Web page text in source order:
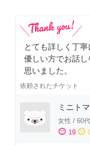
とても詳しく丁
優しい方でお話
思いました。
依頼されたチケット
ミニト
女性 / 60代
sentiment_satisfied 19 sentiment_neutral